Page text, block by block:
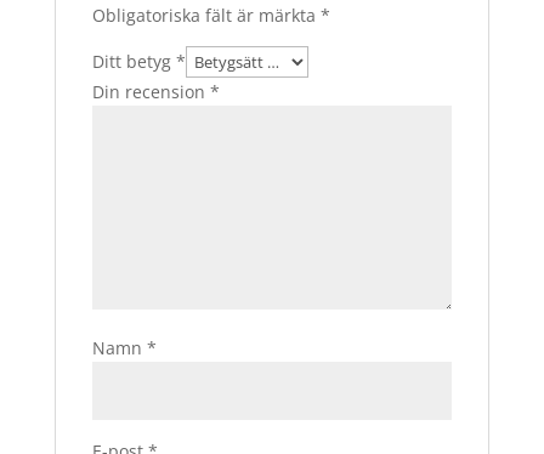
Obligatoriska fält är märkta *
Ditt betyg *
Din recension *
Namn *